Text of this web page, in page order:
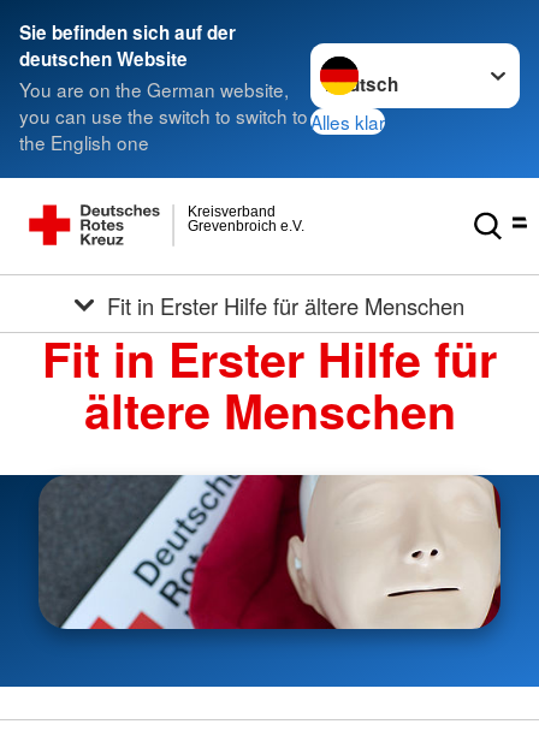
Sie befinden sich auf der
deutschen Website
You are on the German website,
you can use the switch to switch to
the English one
Sprache wechseln zu
Alles klar
Grevenbroich e.V.
Kreisverband
Fit in Erster Hilfe für ältere Menschen
Fit in Erster Hilfe für
ältere Menschen